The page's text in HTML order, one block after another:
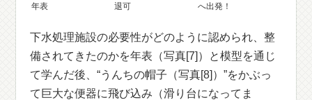
年表
退可
へ出発！
下水処理施設の必要性がどのように認められ、整
備されてきたのかを年表（写真[7]）と模型を通じ
て学んだ後、“うんちの帽子（写真[8]）”をかぶっ
て巨大な便器に飛び込み（滑り台になってま